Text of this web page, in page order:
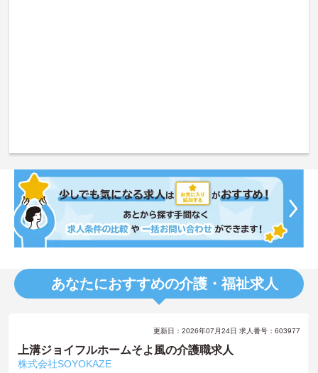
あなたにおすすめの介護・福祉求人
更新日：2026年07月24日 求人番号：603977
上溝ジョイフルホームそよ風の介護職求人
株式会社SOYOKAZE